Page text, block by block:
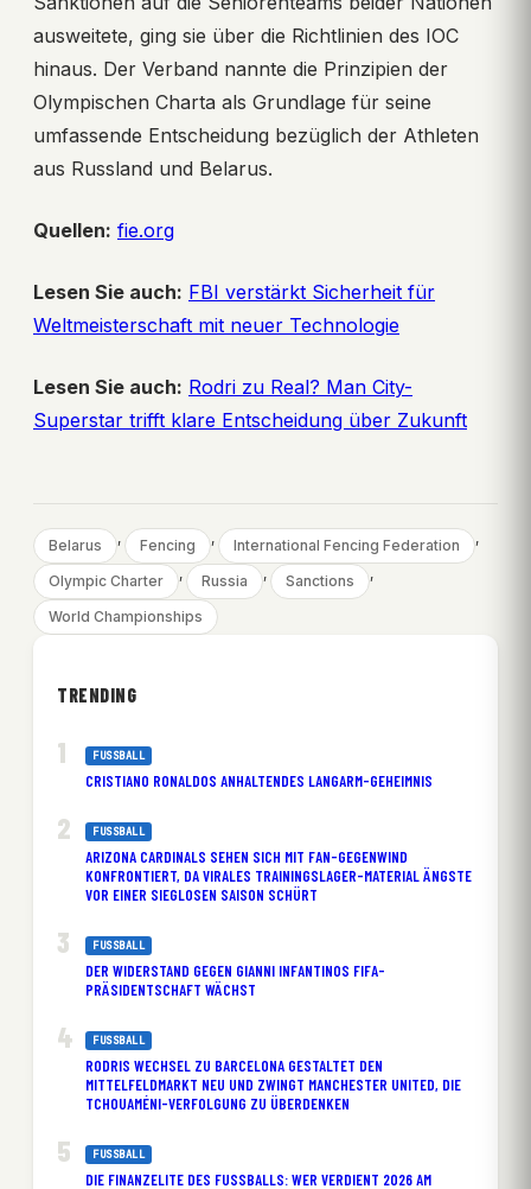
ausweitete, ging sie über die Richtlinien des IOC
hinaus. Der Verband nannte die Prinzipien der
Olympischen Charta als Grundlage für seine
umfassende Entscheidung bezüglich der Athleten
aus Russland und Belarus.
Quellen: fie.org
Lesen Sie auch: FBI verstärkt Sicherheit für
Weltmeisterschaft mit neuer Technologie
Lesen Sie auch: Rodri zu Real? Man City-
Superstar trifft klare Entscheidung über Zukunft
Belarus , Fencing , International Fencing Federation ,
Olympic Charter , Russia , Sanctions ,
World Championships
TRENDING
FUSSBALL
CRISTIANO RONALDOS ANHALTENDES LANGARM-GEHEIMNIS
FUSSBALL
ARIZONA CARDINALS SEHEN SICH MIT FAN-GEGENWIND
KONFRONTIERT, DA VIRALES TRAININGSLAGER-MATERIAL ÄNGSTE
VOR EINER SIEGLOSEN SAISON SCHÜRT
FUSSBALL
DER WIDERSTAND GEGEN GIANNI INFANTINOS FIFA-
PRÄSIDENTSCHAFT WÄCHST
FUSSBALL
RODRIS WECHSEL ZU BARCELONA GESTALTET DEN
MITTELFELDMARKT NEU UND ZWINGT MANCHESTER UNITED, DIE
TCHOUAMÉNI-VERFOLGUNG ZU ÜBERDENKEN
FUSSBALL
DIE FINANZELITE DES FUSSBALLS: WER VERDIENT 2026 AM M